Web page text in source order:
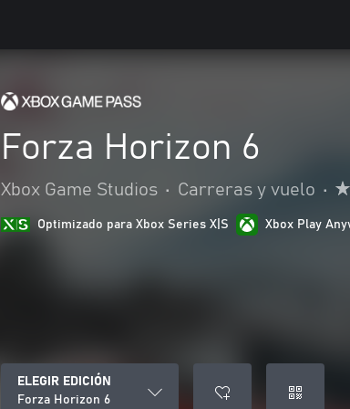
Forza Horizon 6
Xbox Game Studios • Carreras y vuelo •
Optimizado para Xbox Series X|S Xbox Play
ELEGIR EDICIÓN
Forza Horizon 6